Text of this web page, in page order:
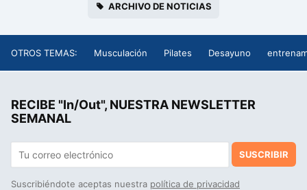
ARCHIVO DE NOTICIAS
OTROS TEMAS: Musculación Pilates Desayuno
RECIBE "In/Out", NUESTRA NEWSLETTER
SEMANAL
SUSCRIBIR
Suscribiéndote aceptas nuestra política de privacidad